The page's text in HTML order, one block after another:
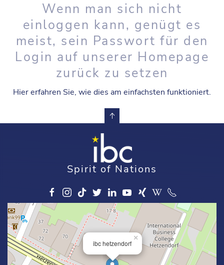
Wenn man sich nicht
einloggen kann, genügt es
meist, sein Passwort für den
Login auf unserer Homepage
zurück zu setzen
Hier erfahren Sie, wie dies am einfachsten funktioniert.
Spirit of Nations
ibc hetzendorf
×